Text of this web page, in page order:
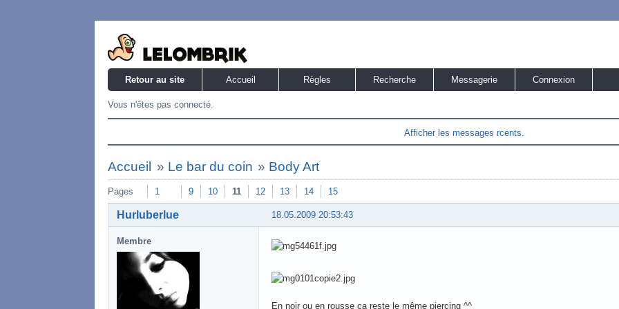
Retour au site Accueil Règles Recherche Messagerie Connexion
Vous n'êtes pas connecté.
Afficher les messages rcents.
Accueil » Le bar du coin » Body Art
Pages 1 9 10 11 12 13 14 15
18.05.2009 20:53:43
Hurluberlue
Membre
En noir ou en rousse ça reste le même piercing ^^